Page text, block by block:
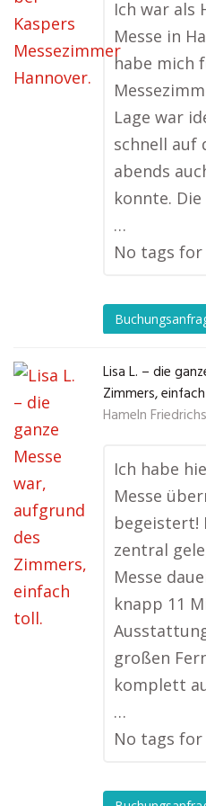
Ich war als
Messe in
habe mich
Lage war
schnell auf
abends
konnte.
…
No tags
Lisa L. – die
Zimmers,
Hameln
Ich habe
Messe
begeistert!
zentral
Messe
knapp 11
großen
komplett
…
No tags